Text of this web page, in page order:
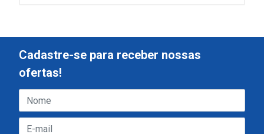
Cadastre-se para receber nossas
ofertas!